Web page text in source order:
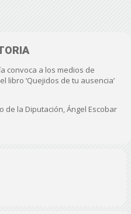
convoca a los medios de
libro ‘Quejidos de tu ausencia’
la Diputación, Ángel Escobar